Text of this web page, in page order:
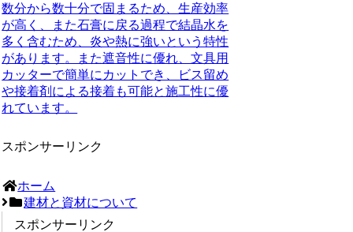
数分から数十分で固まるため、生産効率
が高く、また石膏に戻る過程で結晶水を
多く含むため、炎や熱に強いという特性
があります。また遮音性に優れ、文具用
カッターで簡単にカットでき、ビス留め
や接着剤による接着も可能と施工性に優
れています。
スポンサーリンク
ホーム
建材と資材について
スポンサーリンク